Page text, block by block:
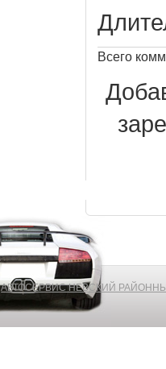
Всего
АВТОСЕРВИС НЕВСКИЙ